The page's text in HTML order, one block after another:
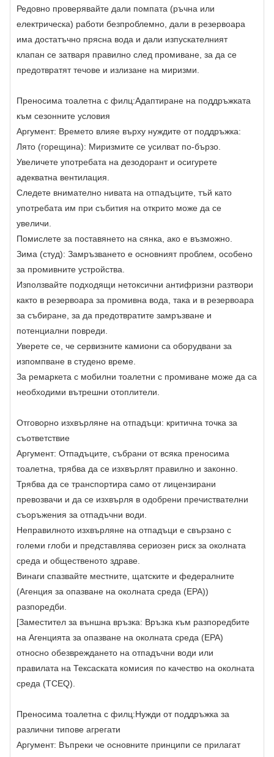
Редовно проверявайте дали помпата (ръчна или
електрическа) работи безпроблемно, дали в резервоара
има достатъчно прясна вода и дали изпускателният
клапан се затваря правилно след промиване, за да се
предотвратят течове и излизане на миризми.
Преносима тоалетна с филц:Адаптиране на поддръжката
към сезонните условия
Аргумент: Времето влияе върху нуждите от поддръжка:
Лято (горещина): Миризмите се усилват по-бързо.
Увеличете употребата на дезодорант и осигурете
адекватна вентилация.
Следете внимателно нивата на отпадъците, тъй като
употребата им при събития на открито може да се
увеличи.
Помислете за поставянето на сянка, ако е възможно.
Зима (студ): Замръзването е основният проблем, особено
за промивните устройства.
Използвайте подходящи нетоксични антифризни разтвори
както в резервоара за промивна вода, така и в резервоара
за събиране, за да предотвратите замръзване и
потенциални повреди.
Уверете се, че сервизните камиони са оборудвани за
изпомпване в студено време.
За ремаркета с мобилни тоалетни с промиване може да са
необходими вътрешни отоплители.
Отговорно изхвърляне на отпадъци: критична точка за
съответствие
Аргумент: Отпадъците, събрани от всяка преносима
тоалетна, трябва да се изхвърлят правилно и законно.
Трябва да се транспортира само от лицензирани
превозвачи и да се изхвърля в одобрени пречиствателни
съоръжения за отпадъчни води.
Неправилното изхвърляне на отпадъци е свързано с
големи глоби и представлява сериозен риск за околната
среда и общественото здраве.
Винаги спазвайте местните, щатските и федералните
(Агенция за опазване на околната среда (EPA))
разпоредби.
[Заместител за външна връзка: Връзка към разпоредбите
на Агенцията за опазване на околната среда (EPA)
относно обезвреждането на отпадъчни води или
правилата на Тексаската комисия по качество на околната
среда (TCEQ).
Преносима тоалетна с филц:Нужди от поддръжка за
различни типове агрегати
Аргумент: Въпреки че основните принципи се прилагат